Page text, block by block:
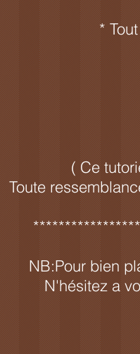
*
​​​( Ce
Toute
NB:Pour bien
N'hésitez a